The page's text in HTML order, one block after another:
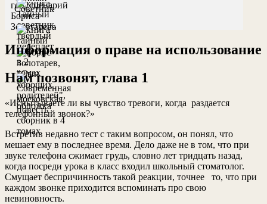
Информация о праве на использование
Нам позвонят, глава 1
«Испытываете ли вы чувство тревоги, когда раздается
телефонный звонок?»
Встретив недавно тест с таким вопросом, он понял, что
мешает ему в последнее время. Дело даже не в том, что при
звуке телефона сжимает грудь, словно лет тридцать назад,
когда посреди урока в класс входил школьный стоматолог.
Смущает беспричинность такой реакции, точнее то, что при
каждом звонке приходится вспоминать про свою
невиновность.